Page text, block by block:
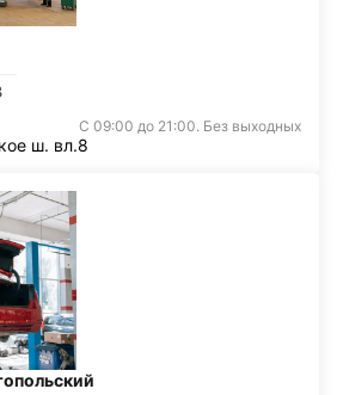
С 09:00 до 21:00. Без выходных
ш. вл.8